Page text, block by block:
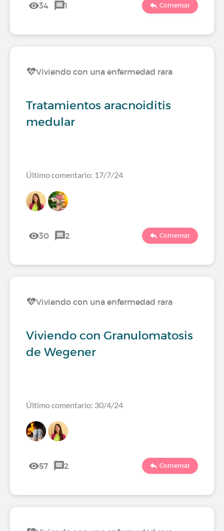
34 1 Comentar
Viviendo con una enfermedad rara
Tratamientos aracnoiditis
medular
Último comentario: 17/7/24
30 2 Comentar
Viviendo con una enfermedad rara
Viviendo con Granulomatosis
de Wegener
Último comentario: 30/4/24
57 2 Comentar